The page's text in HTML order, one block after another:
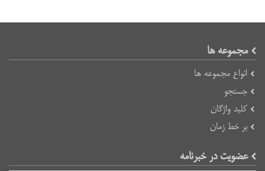
مجموعه ها
انواع مجموعه ها
جستجو
کلید واژگان
بر خط زمان
عضویت در خبرنامه